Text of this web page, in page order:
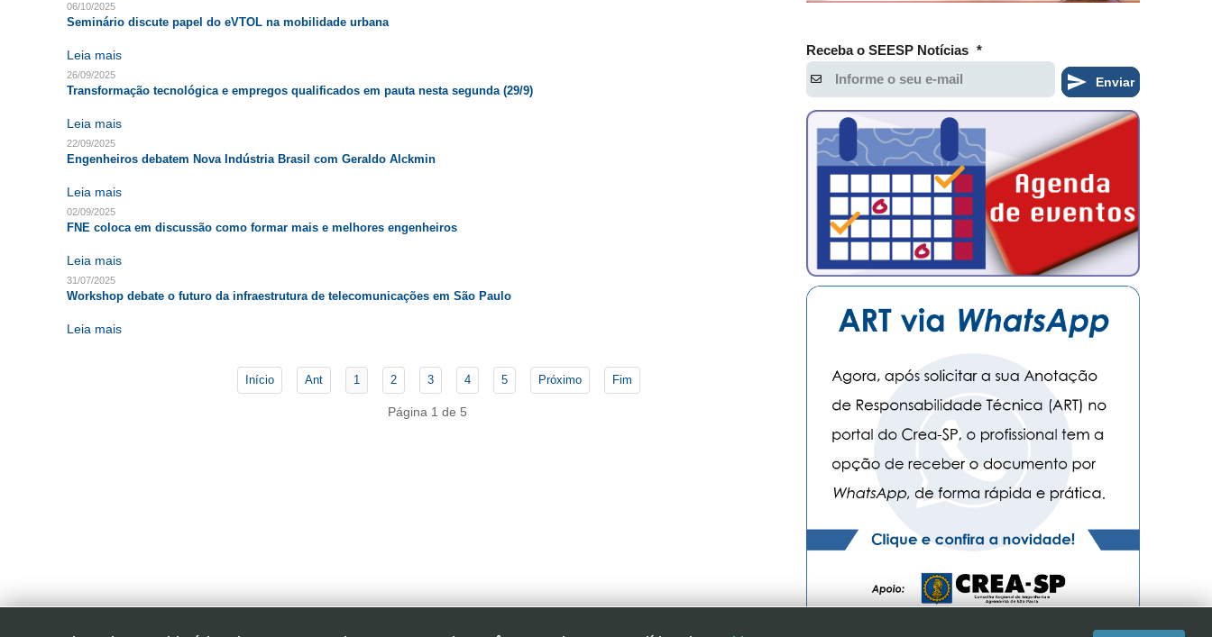
06/10/2025
Seminário discute papel do eVTOL na mobilidade urbana
Leia mais
26/09/2025
Transformação tecnológica e empregos qualificados em pauta nesta segunda (29/9)
Leia mais
22/09/2025
Engenheiros debatem Nova Indústria Brasil com Geraldo Alckmin
Leia mais
02/09/2025
FNE coloca em discussão como formar mais e melhores engenheiros
Leia mais
31/07/2025
Workshop debate o futuro da infraestrutura de telecomunicações em São Paulo
Leia mais
Início Ant 1 2 3 4 5 Próximo Fim
Página 1 de 5
Receba o SEESP Notícias *
Enviar